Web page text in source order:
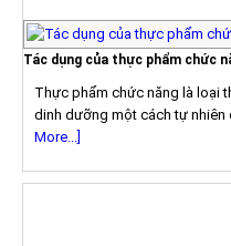
Tác dụng của thực phẩm chức
Thực phẩm chức năng là loại
dinh dưỡng một cách tự
More...]